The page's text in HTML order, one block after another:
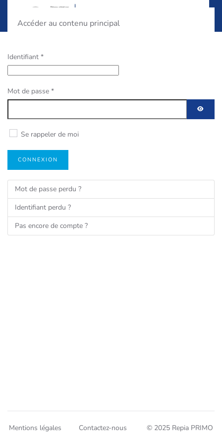
Accéder au contenu principal
Identifiant *
Mot de passe *
Se rappeler de moi
CONNEXION
Mot de passe perdu ?
Identifiant perdu ?
Pas encore de compte ?
Mentions légales Contactez-nous © 2025 Repia PRIMO